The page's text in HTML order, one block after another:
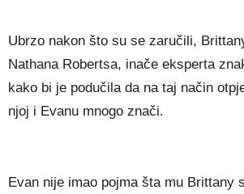
Ubrzo nakon što su se zaručili,
Nathana Robertsa, inače eksperta
kako bi je podučila da na taj način
njoj i Evanu mnogo znači.
Evan nije imao pojma šta mu Brittany